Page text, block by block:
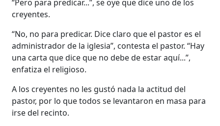
“Pero para predicar...”, se oye que dice uno de los
creyentes.
“No, no para predicar. Dice claro que el pastor es el
administrador de la iglesia”, contesta el pastor. “Hay
una carta que dice que no debe de estar aquí...”,
enfatiza el religioso.
A los creyentes no les gustó nada la actitud del
pastor, por lo que todos se levantaron en masa para
irse del recinto.